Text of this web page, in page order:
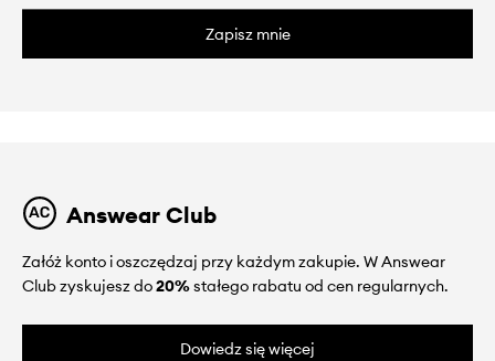
Zapisz mnie
Answear Club
Załóż konto i oszczędzaj przy każdym zakupie. W Answear
Club zyskujesz do20%stałego rabatu od cen regularnych.
Dowiedz się więcej